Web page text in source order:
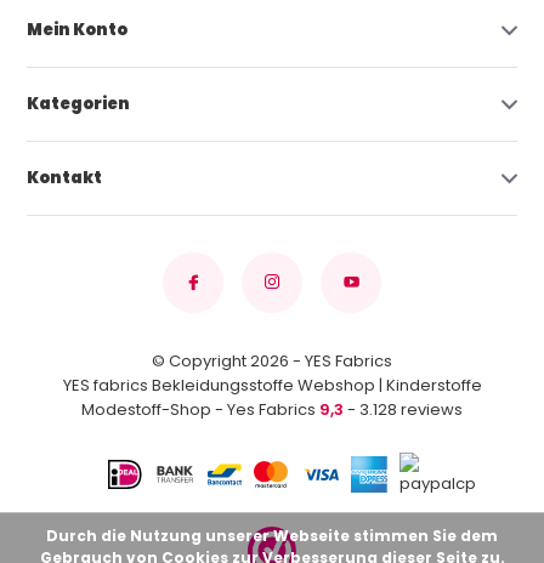
Mein Konto
Kategorien
Kontakt
© Copyright 2026 - YES Fabrics
YES fabrics Bekleidungsstoffe Webshop | Kinderstoffe
Modestoff-Shop - Yes Fabrics 9,3 - 3.128 reviews
Durch die Nutzung unserer Webseite stimmen Sie dem
Gebrauch von Cookies zur Verbesserung dieser Seite zu.